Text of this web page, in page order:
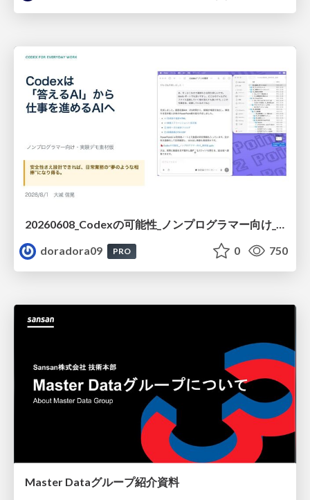
20260608_Codexの可能性_ノンプログラマー向け_大城追記
doradora09
PRO 0 750
Master Dataグループ紹介資料